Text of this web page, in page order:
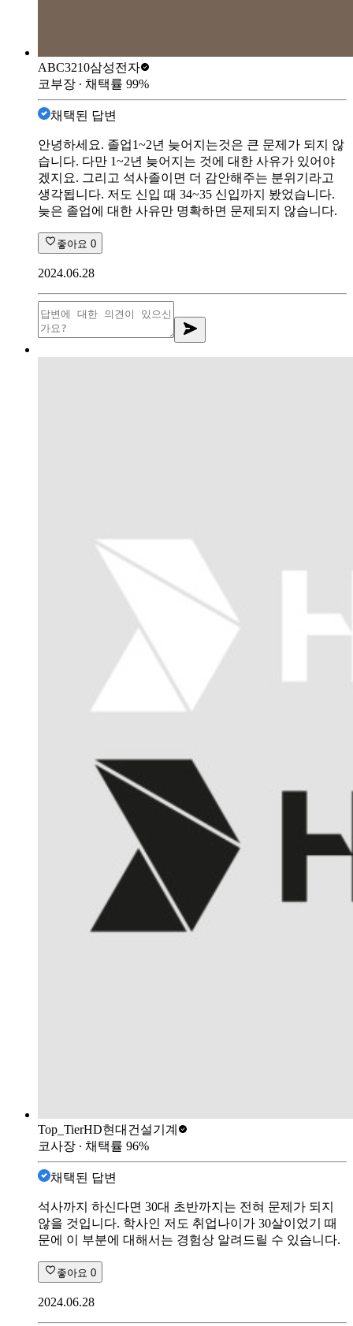
ABC3210삼성전자
코부장 ∙ 채택률 99%
채택된 답변
안녕하세요. 졸업1~2년 늦어지는것은 큰 문제가 되지 않
습니다. 다만 1~2년 늦어지는 것에 대한 사유가 있어야
겠지요. 그리고 석사졸이면 더 감안해주는 분위기라고
생각됩니다. 저도 신입 때 34~35 신입까지 봤었습니다.
늦은 졸업에 대한 사유만 명확하면 문제되지 않습니다.
좋아요 0
2024.06.28
Top_TierHD현대건설기계
코사장 ∙ 채택률 96%
채택된 답변
석사까지 하신다면 30대 초반까지는 전혀 문제가 되지
않을 것입니다. 학사인 저도 취업나이가 30살이었기 때
문에 이 부분에 대해서는 경험상 알려드릴 수 있습니다.
좋아요 0
2024.06.28